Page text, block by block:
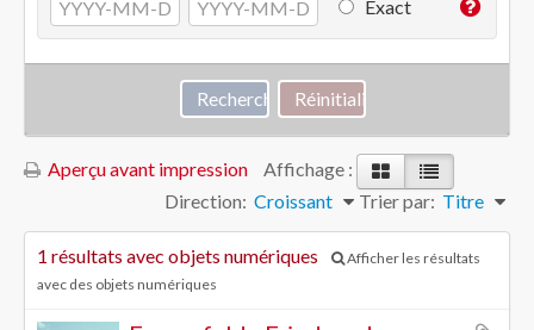
Exact
Aperçu avant impression
Affichage :
Trier par: Titre
Direction: Croissant
1 résultats avec objets numériques
Afficher les résultats
avec des objets numériques